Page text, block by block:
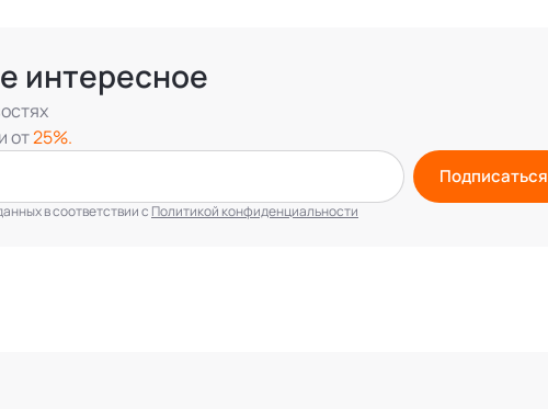
интересное
от25%.
Подписаться
в соответствии с Политикой конфиденциальности